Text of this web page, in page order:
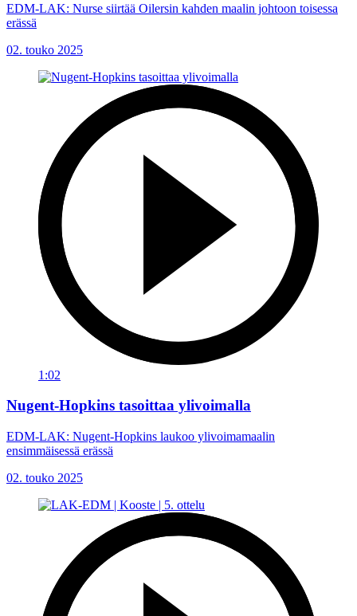
EDM-LAK: Nurse siirtää Oilersin kahden maalin johtoon toisessa
erässä
02. touko 2025
1:02
Nugent-Hopkins tasoittaa ylivoimalla
EDM-LAK: Nugent-Hopkins laukoo ylivoimamaalin
ensimmäisessä erässä
02. touko 2025